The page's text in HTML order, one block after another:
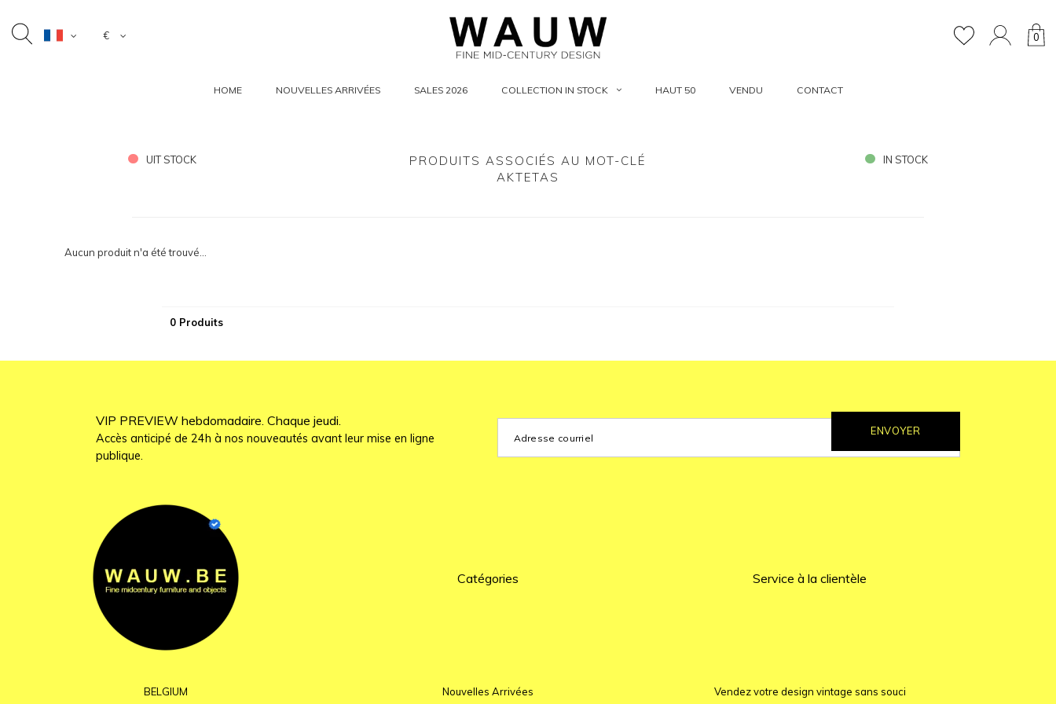
€ 0
HOME NOUVELLES ARRIVÉES SALES 2026 COLLECTION IN STOCK HAUT 50 VENDU CONTACT
UIT STOCK
PRODUITS ASSOCIÉS AU MOT-CLÉ
AKTETAS
IN STOCK
Aucun produit n'a été trouvé...
0 Produits
VIP PREVIEW hebdomadaire. Chaque jeudi.
Accès anticipé de 24h à nos nouveautés avant leur mise en ligne
publique.
ENVOYER
BELGIUM
Catégories
Nouvelles Arrivées
Service à la clientèle
Vendez votre design vintage sans souci